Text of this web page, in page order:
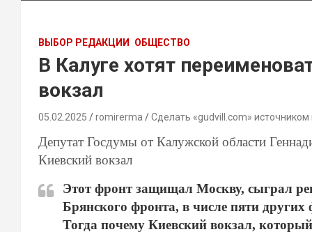
ВЫБОР РЕДАКЦИИ ОБЩЕСТВО
В Калуге хотят
вокзал
05.02.2025 romirerma Сделать «gudvill.com» источником
Депутат Госдумы от Калужской области
Киевский вокзал
Этот фронт защищал Москву, сыграл
Брянского фронта, в числе пяти
Тогда почему Киевский вокзал,